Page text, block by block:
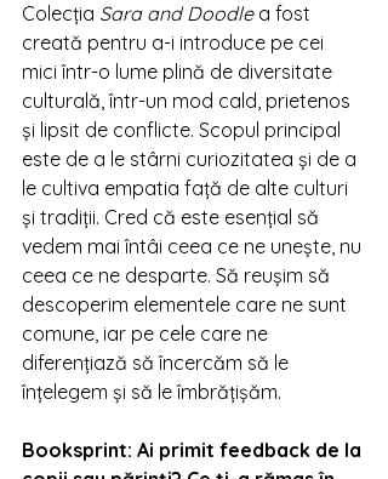
Colecția Sara and Doodle a fost
creată pentru a-i introduce pe cei
mici într-o lume plină de diversitate
culturală, într-un mod cald, prietenos
și lipsit de conflicte. Scopul principal
este de a le stârni curiozitatea și de a
le cultiva empatia față de alte culturi
și tradiții. Cred că este esențial să
vedem mai întâi ceea ce ne unește, nu
ceea ce ne desparte. Să reușim să
descoperim elementele care ne sunt
comune, iar pe cele care ne
diferențiază să încercăm să le
înțelegem și să le îmbrățișăm.
Booksprint: Ai primit feedback de la